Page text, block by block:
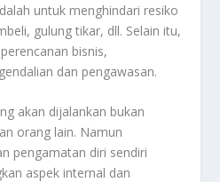
untuk menghindari resiko
gulung tikar, dll. Selain itu,
bisnis,
dan pengawasan.
akan dijalankan bukan
orang lain. Namun
pengamatan diri sendiri
aspek internal dan